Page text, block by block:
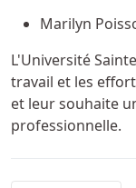
Marilyn
L'Université
travail et les
et leur souhaite
professionnelle.